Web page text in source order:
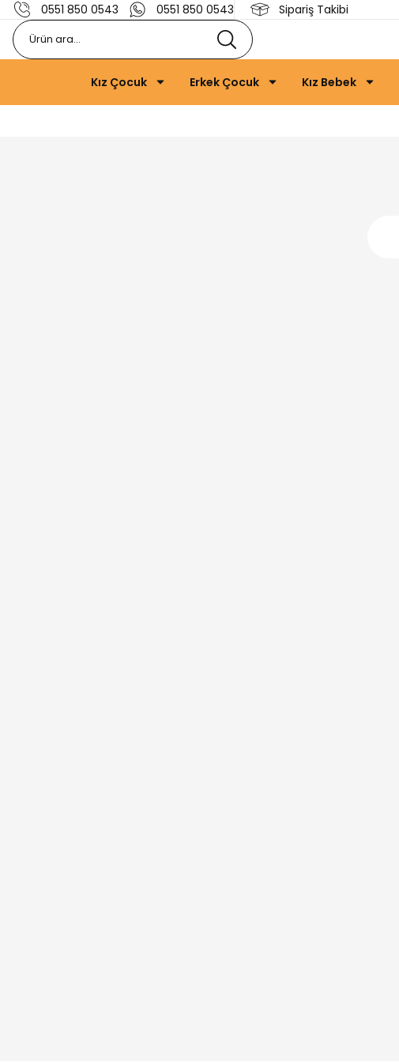
0551 850 0543 0551 850 0543 Sipariş Takibi
Kız Çocuk Erkek Çocuk Kız Bebek